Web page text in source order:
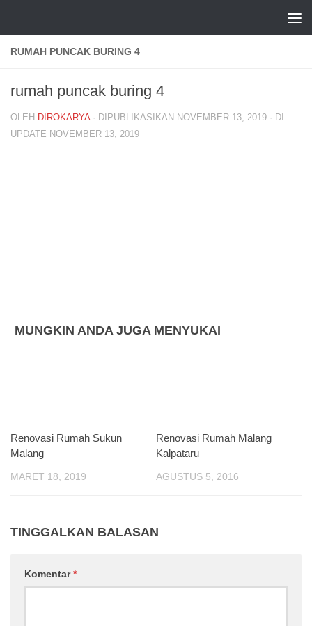
RUMAH PUNCAK BURING 4
rumah puncak buring 4
OLEH DIROKARYA · DIPUBLIKASIKAN NOVEMBER 13, 2019 · DI
UPDATE NOVEMBER 13, 2019
MUNGKIN ANDA JUGA MENYUKAI
Renovasi Rumah Sukun
Malang
MARET 18, 2019
Renovasi Rumah Malang
Kalpataru
AGUSTUS 5, 2016
TINGGALKAN BALASAN
Komentar*